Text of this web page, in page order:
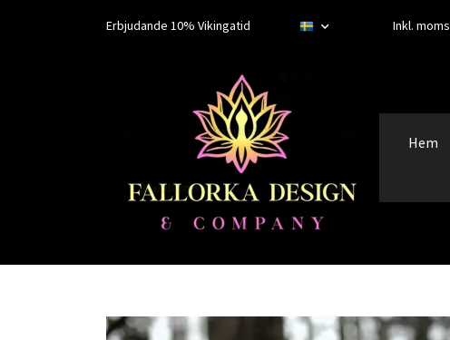
Erbjudande 10% Vikingatid Inkl. moms
Hem